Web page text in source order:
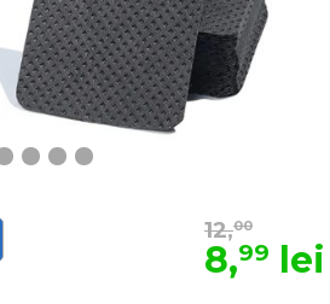
12,00
8,99 lei